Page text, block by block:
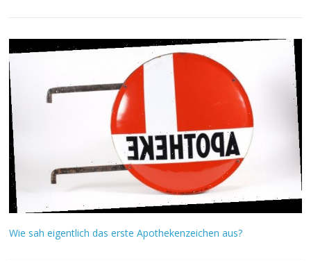
Wie sah eigentlich das erste Apothekenzeichen aus?